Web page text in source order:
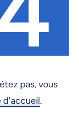
pas, vous
d'accueil.